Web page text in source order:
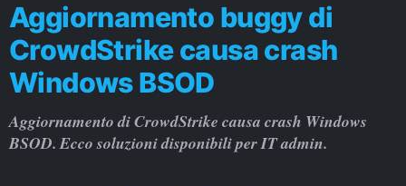
Aggiornamento buggy di
CrowdStrike causa crash
Windows BSOD
Aggiornamento di CrowdStrike causa crash Windows
BSOD. Ecco soluzioni disponibili per IT admin.